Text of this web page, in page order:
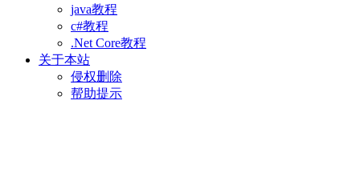
java教程
c#教程
.Net Core教程
关于本站
侵权删除
帮助提示